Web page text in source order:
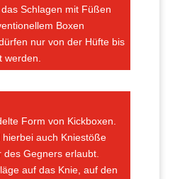
Schlagen mit Füßen
Boxen
nur von der Hüfte bis
Form von Kickboxen.
auch Kniestöße
Gegners erlaubt.
auf das Knie, auf den